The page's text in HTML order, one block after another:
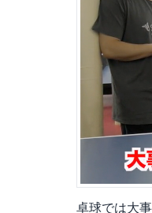
卓球では大事